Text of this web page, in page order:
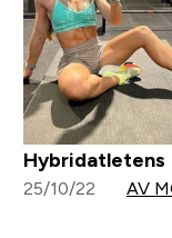
Hybridatletens
25/10/22 AV